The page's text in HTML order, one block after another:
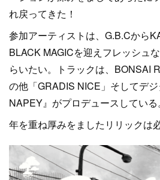
れ戻ってきた！
参加アーティストは、G.B.Cから
BLACK MAGICを迎えフレッシュ
らいたい。トラックは、BONSAI
の他「GRADIS NICE」そしてデ
NAPEY』がプロデュースしている。
年を重ね厚みをましたリリックは必